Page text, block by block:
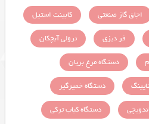
اجاق گاز صنعتی
کابینت استیل
فر دیزی
ترولی آبچکان
دستگاه مرغ بریان
دستگاه خمیرگیر
دستگاه کباب ترکی